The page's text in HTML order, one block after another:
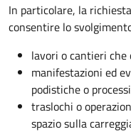
In particolare, la
consentire lo
lavori o cantieri che
manifestazioni ed
podistiche o
traslochi o
spazio sulla